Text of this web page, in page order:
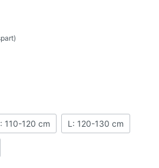
110-120 cm L: 120-130 cm